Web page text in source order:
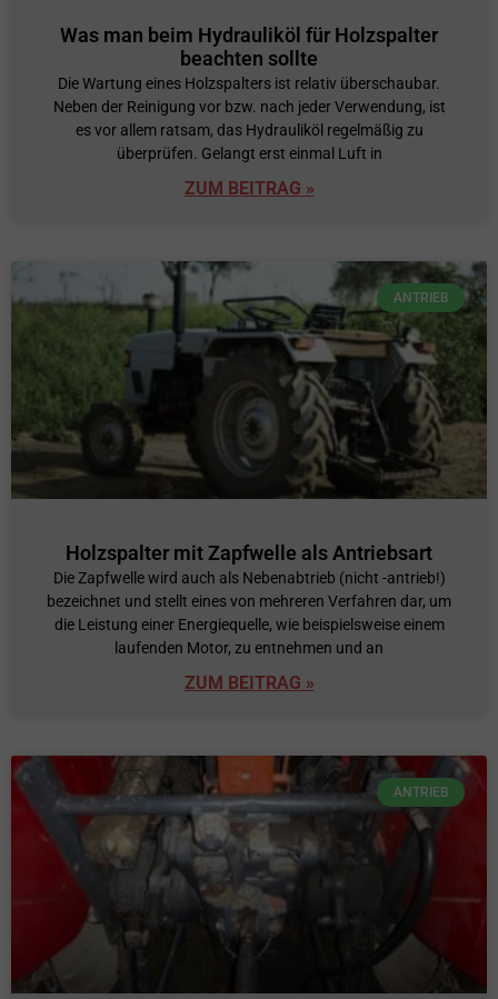
Was man beim Hydrauliköl für Holzspalter
beachten sollte
Die Wartung eines Holzspalters ist relativ überschaubar.
Neben der Reinigung vor bzw. nach jeder Verwendung, ist
es vor allem ratsam, das Hydrauliköl regelmäßig zu
überprüfen. Gelangt erst einmal Luft in
ZUM BEITRAG »
ANTRIEB
Holzspalter mit Zapfwelle als Antriebsart
Die Zapfwelle wird auch als Nebenabtrieb (nicht -antrieb!)
bezeichnet und stellt eines von mehreren Verfahren dar, um
die Leistung einer Energiequelle, wie beispielsweise einem
laufenden Motor, zu entnehmen und an
ZUM BEITRAG »
ANTRIEB